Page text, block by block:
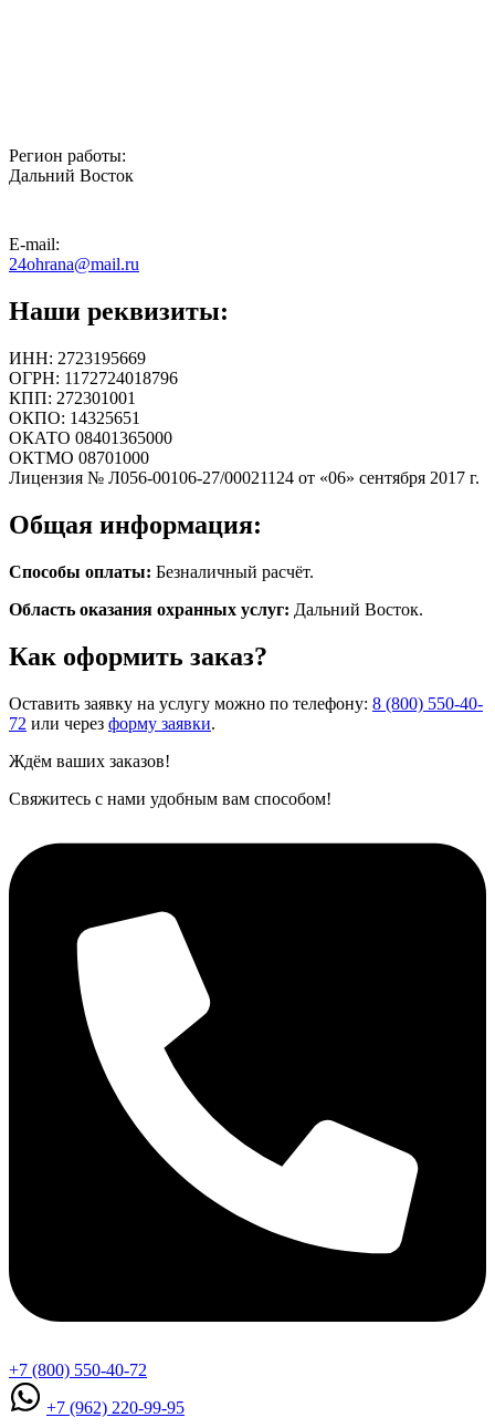
Регион работы:
Дальний Восток
E-mail:
24ohrana@mail.ru
Наши реквизиты:
ИНН: 2723195669
ОГРН: 1172724018796
КПП: 272301001
ОКПО: 14325651
ОКАТО 08401365000
ОКТМО 08701000
Лицензия № Л056-00106-27/00021124 от «06» сентября 2017 г.
Общая информация:
Способы оплаты: Безналичный расчёт.
Область оказания охранных услуг: Дальний Восток.
Как оформить заказ?
Оставить заявку на услугу можно по телефону: 8 (800) 550-40-
72 или через форму заявки.
Ждём ваших заказов!
Свяжитесь с нами удобным вам способом!
+7 (800) 550-40-72
+7 (962) 220-99-95